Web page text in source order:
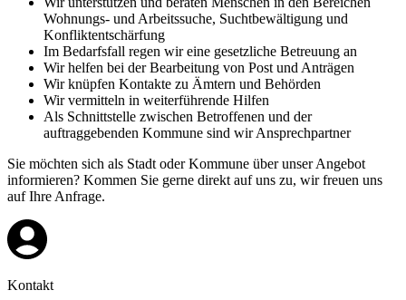
Wohnungs- und Arbeitssuche, Suchtbewältigung und
Konfliktentschärfung
Im Bedarfsfall regen wir eine gesetzliche Betreuung an
Wir helfen bei der Bearbeitung von Post und Anträgen
Wir knüpfen Kontakte zu Ämtern und Behörden
Wir vermitteln in weiterführende Hilfen
Als Schnittstelle zwischen Betroffenen und der
auftraggebenden Kommune sind wir Ansprechpartner
Sie möchten sich als Stadt oder Kommune über unser Angebot
informieren? Kommen Sie gerne direkt auf uns zu, wir freuen uns
auf Ihre Anfrage.
Kontakt